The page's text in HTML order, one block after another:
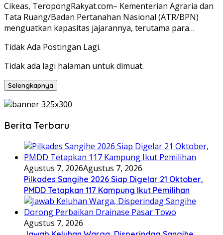
Cikeas, TeropongRakyat.com– Kementerian Agraria dan
Tata Ruang/Badan Pertanahan Nasional (ATR/BPN)
menguatkan kapasitas jajarannya, terutama para…
Tidak Ada Postingan Lagi.
Tidak ada lagi halaman untuk dimuat.
Selengkapnya
Berita Terbaru
Agustus 7, 2026Agustus 7, 2026
Pilkades Sangihe 2026 Siap Digelar 21 Oktober,
PMDD Tetapkan 117 Kampung Ikut Pemilihan
Agustus 7, 2026